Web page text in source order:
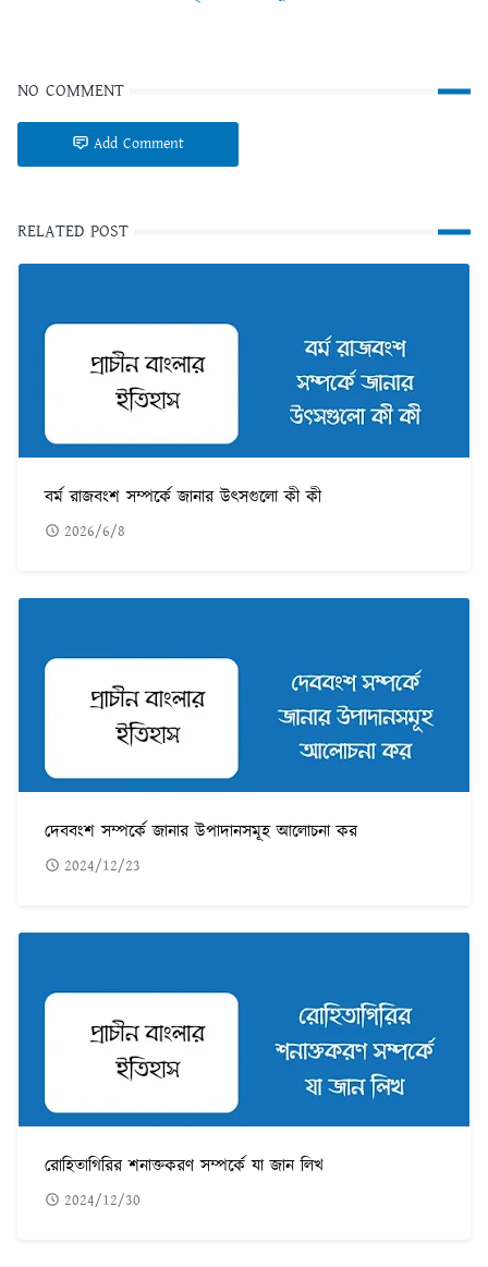
NO COMMENT
Add Comment
RELATED POST
বর্ম রাজবংশ সম্পর্কে জানার উৎসগুলো কী কী
2026/6/8
দেববংশ সম্পর্কে জানার উপাদানসমূহ আলোচনা কর
2024/12/23
রোহিতাগিরির শনাক্তকরণ সম্পর্কে যা জান লিখ
2024/12/30